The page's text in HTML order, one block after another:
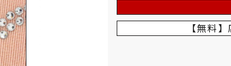
【無料